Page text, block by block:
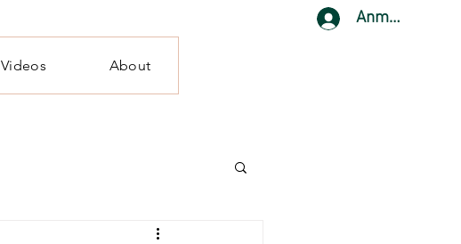
Videos About
Anmelden